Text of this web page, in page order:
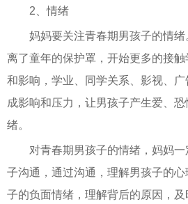
2、情绪
妈妈要关注青春期男孩子的情
离了童年的保护罩，开始更多的接
和影响，学业、同学关系、影视、
成影响和压力，让男孩子产生爱、
绪。
对青春期男孩子的情绪，妈妈
子沟通，通过沟通，理解男孩子的
子的负面情绪，理解背后的原因，